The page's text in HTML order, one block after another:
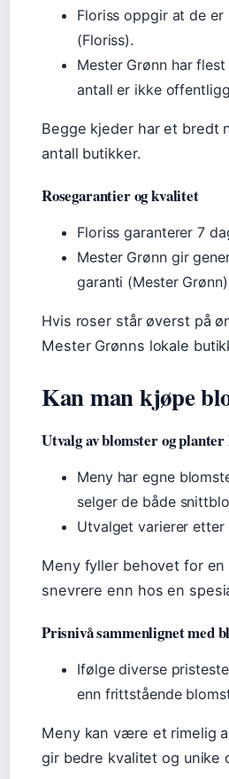
Floriss oppgir at de
(Floriss).
Mester Grønn har
antall er ikke
Begge kjeder har et bredt
antall butikker.
Rosegarantier og kvalitet
Floriss garanterer 7
Mester Grønn gir
garanti (Mester
Hvis roser står øverst på
Mester Grønns lokale
Kan man kjøpe
Utvalg av blomster og planter
Meny har egne
selger de både
Utvalget varierer
Meny fyller behovet for
snevrere enn hos en
Prisnivå sammenlignet med
Ifølge diverse
enn frittstående
Meny kan være et rimelig
gir bedre kvalitet og unike